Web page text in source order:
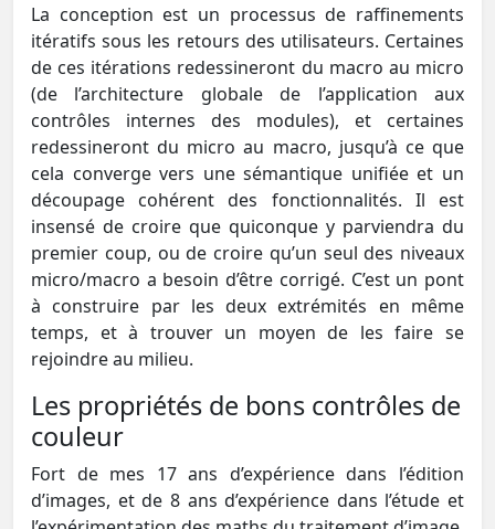
La conception est un processus de raffinements
itératifs sous les retours des utilisateurs. Certaines
de ces itérations redessineront du macro au micro
(de l’architecture globale de l’application aux
contrôles internes des modules), et certaines
redessineront du micro au macro, jusqu’à ce que
cela converge vers une sémantique unifiée et un
découpage cohérent des fonctionnalités. Il est
insensé de croire que quiconque y parviendra du
premier coup, ou de croire qu’un seul des niveaux
micro/macro a besoin d’être corrigé. C’est un pont
à construire par les deux extrémités en même
temps, et à trouver un moyen de les faire se
rejoindre au milieu.
Les propriétés de bons contrôles de
couleur
Fort de mes 17 ans d’expérience dans l’édition
d’images, et de 8 ans d’expérience dans l’étude et